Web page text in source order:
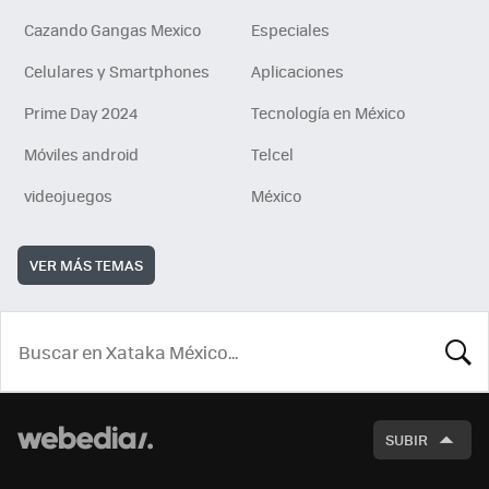
Cazando Gangas Mexico
Especiales
Celulares y Smartphones
Aplicaciones
Prime Day 2024
Tecnología en México
Móviles android
Telcel
videojuegos
México
VER MÁS TEMAS
SUBIR